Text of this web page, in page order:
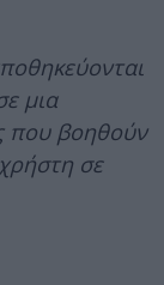
μια
που βοηθούν
σε